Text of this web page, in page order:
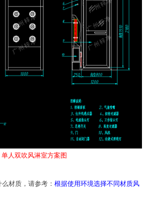
单人双吹风淋室方案图
材质，请参考： 根据使用环境选择不同材质风